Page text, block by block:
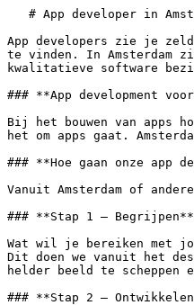
App developers zie je
te vinden. In Amsterdam
kwalitatieve software
### **App development
Bij het bouwen van apps
het om apps gaat.
### **Hoe gaan onze app
Vanuit Amsterdam of
### **Stap 1 – Begrijpen**
Wat wil je bereiken met
Dit doen we vanuit het
helder beeld te scheppen
### **Stap 2 –